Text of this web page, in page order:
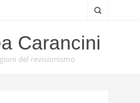
Carancini
del revisionismo